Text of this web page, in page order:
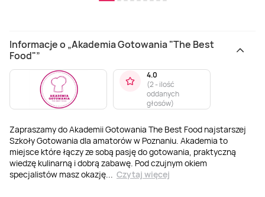
Informacje o „Akademia Gotowania "The Best
Food"”
Zapraszamy do Akademii Gotowania The Best Food najstarszej
Szkoły Gotowania dla amatorów w Poznaniu. Akademia to
miejsce które łączy ze sobą pasję do gotowania, praktyczną
wiedzę kulinarną i dobrą zabawę. Pod czujnym okiem
specjalistów masz okazję... Czytaj więcej
4.0
(2 - ilość
oddanych
głosów)